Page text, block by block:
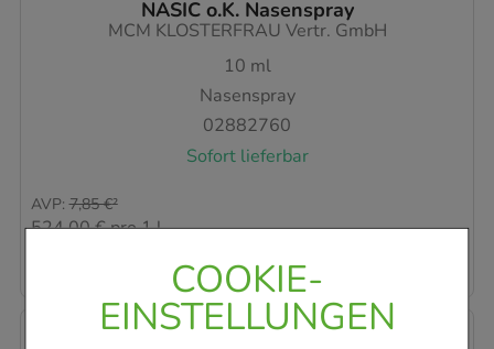
COOKIE-
EINSTELLUNGEN
NASIC o.K. Nasenspray
MCM KLOSTERFRAU Vertr. GmbH
10 ml
Nasenspray
02882760
Sofort lieferbar
AVP: 7,85 €²
524,00 €pro 1 l